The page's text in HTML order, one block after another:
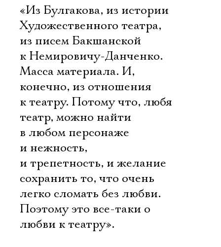
«Из Булгакова, из истории
Художественного театра,
из писем Бакшанской
к Немировичу-Данченко.
Масса материала. И,
конечно, из отношения
к театру. Потому что, любя
театр, можно найти
в любом персонаже
и нежность,
и трепетность, и желание
сохранить то, что очень
легко сломать без любви.
Поэтому это все-таки о
любви к театру».